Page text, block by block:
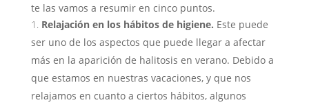
te las vamos a resumir en cinco puntos.
Relajación en los hábitos de higiene. Este puede
ser uno de los aspectos que puede llegar a afectar
más en la aparición de halitosis en verano. Debido a
que estamos en nuestras vacaciones, y que nos
relajamos en cuanto a ciertos hábitos, algunos